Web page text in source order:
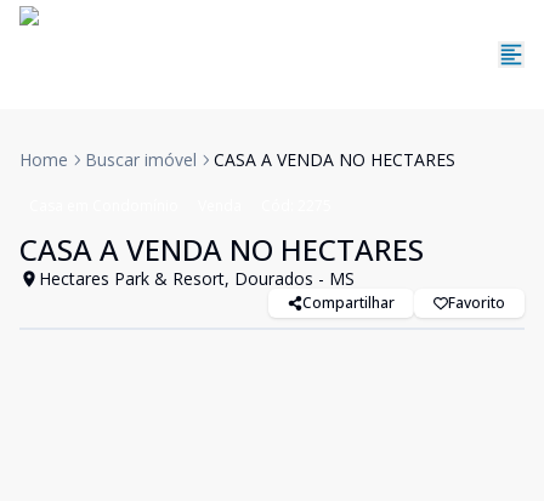
Home Buscar imóvel CASA A VENDA NO HECTARES
CASA A VENDA NO HECTARES
Hectares Park & Resort, Dourados - MS
Compartilhar Favorito